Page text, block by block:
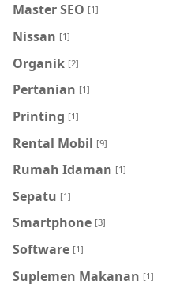
Master SEO [1]
Nissan [1]
Organik [2]
Pertanian [1]
Printing [1]
Rental Mobil [9]
Rumah Idaman [1]
Sepatu [1]
Smartphone [3]
Software [1]
Suplemen Makanan [1]